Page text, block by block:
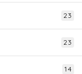
23
23
14